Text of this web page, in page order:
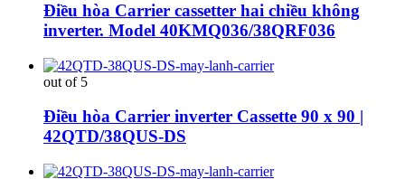
Điều hòa Carrier cassetter hai chiều không
inverter. Model 40KMQ036/38QRF036
out of 5
Điều hòa Carrier inverter Cassette 90 x 90 |
42QTD/38QUS-DS